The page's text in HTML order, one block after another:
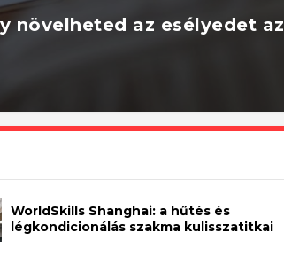
növelheted az esélyedet az
WorldSkills Shanghai: a hűtés és
légkondicionálás szakma kulisszatitkai